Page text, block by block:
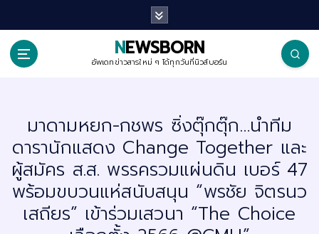
i
NEWSBORN
อัพเดทข่าวสารใหม่ ๆ ได้ทุกวันที่นิวส์บอร์น
มาดามหยก-กชพร ซิ่งตุ๊กตุ๊ก…นำทีม
ดารานักแสดง Change Together และ
ผู้สมัคร ส.ส. พรรครวมแผ่นดิน เบอร์ 47
พร้อมขบวนแห่สนับสนุน “พรชัย จิตรนว
เสถียร” เข้าร่วมเสวนา “The Choice